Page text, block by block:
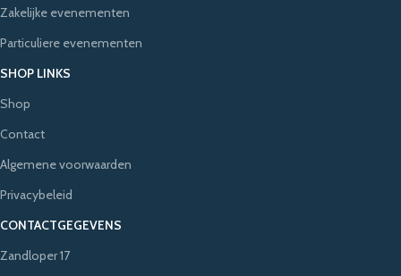
Zakelijke evenementen
Particuliere evenementen
SHOP LINKS
Shop
Contact
Algemene voorwaarden
Privacybeleid
CONTACTGEGEVENS
Zandloper 17